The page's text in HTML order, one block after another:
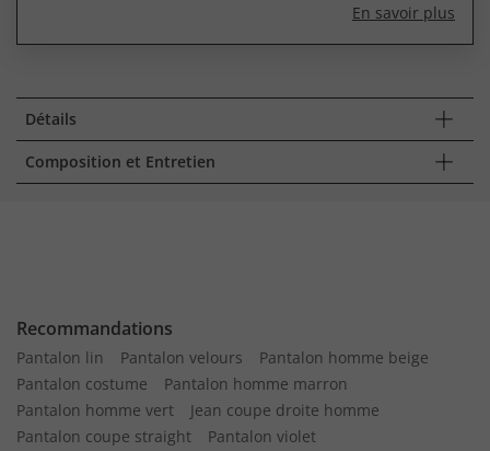
En savoir plus
Détails
Composition et Entretien
Recommandations
Pantalon lin Pantalon velours
Pantalon homme beige
Pantalon costume
Pantalon homme marron
Pantalon homme vert
Jean coupe droite homme
Pantalon coupe straight
Pantalon violet